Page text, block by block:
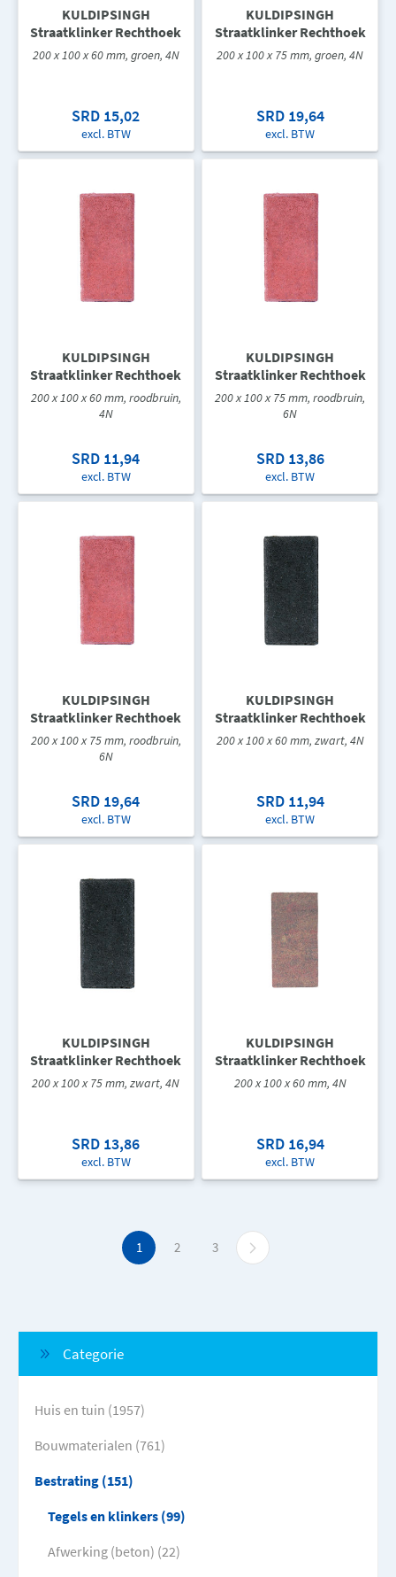
KULDIPSINGH
Straatklinker Rechthoek
200 x 100 x 60 mm, groen, 4N
SRD 15,02
excl. BTW
KULDIPSINGH
Straatklinker Rechthoek
200 x 100 x 75 mm, groen, 4N
SRD 19,64
excl. BTW
KULDIPSINGH
Straatklinker Rechthoek
200 x 100 x 60 mm, roodbruin,
4N
SRD 11,94
excl. BTW
KULDIPSINGH
Straatklinker Rechthoek
200 x 100 x 75 mm, roodbruin,
6N
SRD 13,86
excl. BTW
KULDIPSINGH
Straatklinker Rechthoek
200 x 100 x 75 mm, roodbruin,
6N
SRD 19,64
excl. BTW
KULDIPSINGH
Straatklinker Rechthoek
200 x 100 x 60 mm, zwart, 4N
SRD 11,94
excl. BTW
KULDIPSINGH
Straatklinker Rechthoek
200 x 100 x 75 mm, zwart, 4N
SRD 13,86
excl. BTW
KULDIPSINGH
Straatklinker Rechthoek
200 x 100 x 60 mm, 4N
SRD 16,94
excl. BTW
1 2 3
Categorie
Huis en tuin (1957)
Bouwmaterialen (761)
Bestrating (151)
Tegels en klinkers (99)
Afwerking (beton) (22)